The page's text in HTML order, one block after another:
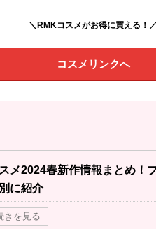
＼RMKコスメがお得に買える！／
コスメリンクへ
メ2024春新作情報まとめ！
に紹介
きを見る